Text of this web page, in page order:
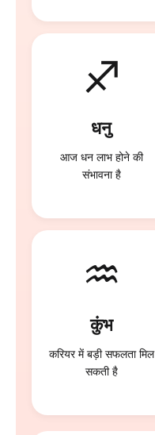
♐
धनु
आज धन लाभ होने की
संभावना है
♒
कुंभ
करियर में बड़ी सफलता मिल
सकती है